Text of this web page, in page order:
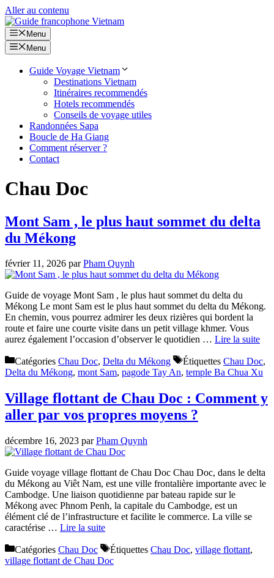
Aller au contenu
Menu
Menu
Guide Voyage Vietnam
Destinations Vietnam
Itinéraires recommendés
Hotels recommendés
Conseils de voyage utiles
Randonnées Sapa
Boucle de Ha Giang
Comment réserver ?
Contact
Chau Doc
Mont Sam , le plus haut sommet du delta
du Mékong
février 11, 2026 parPham Quynh
Guide de voyage Mont Sam , le plus haut sommet du delta du
Mékong Le mont Sam est le plus haut sommet du delta du Mékong.
En chemin, vous pourrez admirer les deux rizières qui bordent la
route et faire une courte visite dans un petit village khmer. Vous
aurez également l’occasion d’observer le quotidien … Lire la suite
Catégories Chau Doc, Delta du Mékong Étiquettes Chau Doc,
Delta du Mékong, mont Sam, pagode Tay An, temple Ba Chua Xu
Village flottant de Chau Doc : Comment y
aller par vos propres moyens ?
décembre 16, 2023 parPham Quynh
Guide voyage village flottant de Chau Doc Chau Doc, dans le delta
du Mékong au Viêt Nam, est une ville frontalière importante avec le
Cambodge. Une liaison quotidienne par bateau rapide sur le
Mékong avec Phnom Penh, la capitale du Cambodge, est un
élément clé de l’infrastructure et facilite le commerce. La ville se
caractérise … Lire la suite
Catégories Chau Doc Étiquettes Chau Doc, village flottant,
village flottant de Chau Doc